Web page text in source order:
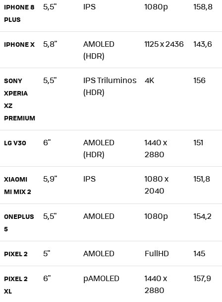
IPHONE 8
PLUS
5,5" IPS 1080p 158,8
IPHONE X 5,8"
AMOLED
(HDR)
1125 x 2436 143,6
SONY
XPERIA
XZ
PREMIUM
5,5"
IPS Triluminos
(HDR)
4K 156
LG V30 6"
AMOLED
(HDR)
1440 x
2880
151
XIAOMI
MI MIX 2
5,9" IPS
1080 x
2040
151,8
ONEPLUS
5
5,5" AMOLED 1080p 154,2
PIXEL 2 5" AMOLED FullHD 145
PIXEL 2
XL
6" pAMOLED
1440 x
2880
157,9